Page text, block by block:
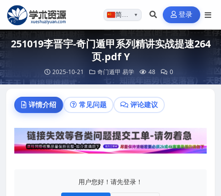
简体…▼ 登录
251019李晋宇-奇门遁甲系列精讲实战提速264
页.pdf Y
2025-10-21 奇门遁甲 易学 48 0
详情介绍 常见问题 评论建议
用户您好！请先登录！